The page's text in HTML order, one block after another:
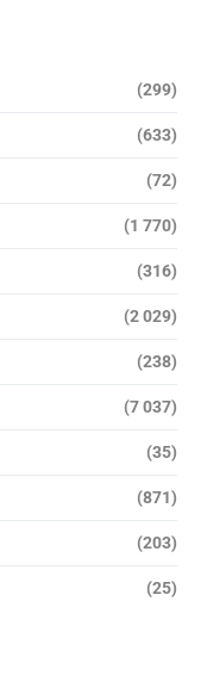
(299)
(633)
(72)
(1 770)
(316)
(2 029)
(238)
(7 037)
(35)
(871)
(203)
(25)